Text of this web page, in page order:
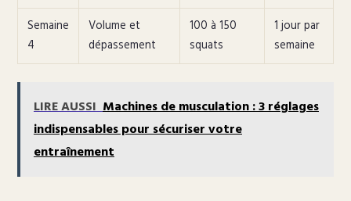
Semaine
4
Volume et
dépassement
100 à 150
squats
1 jour par
semaine
LIRE AUSSI Machines de musculation : 3 réglages
indispensables pour sécuriser votre
entraînement